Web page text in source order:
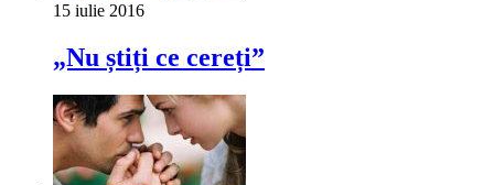
15 iulie 2016
„Nu știți ce cereți”